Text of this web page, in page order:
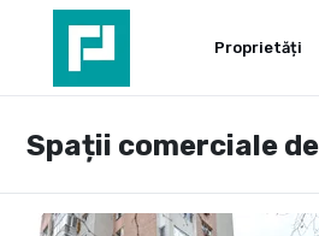
Proprietăți
Spații comerciale